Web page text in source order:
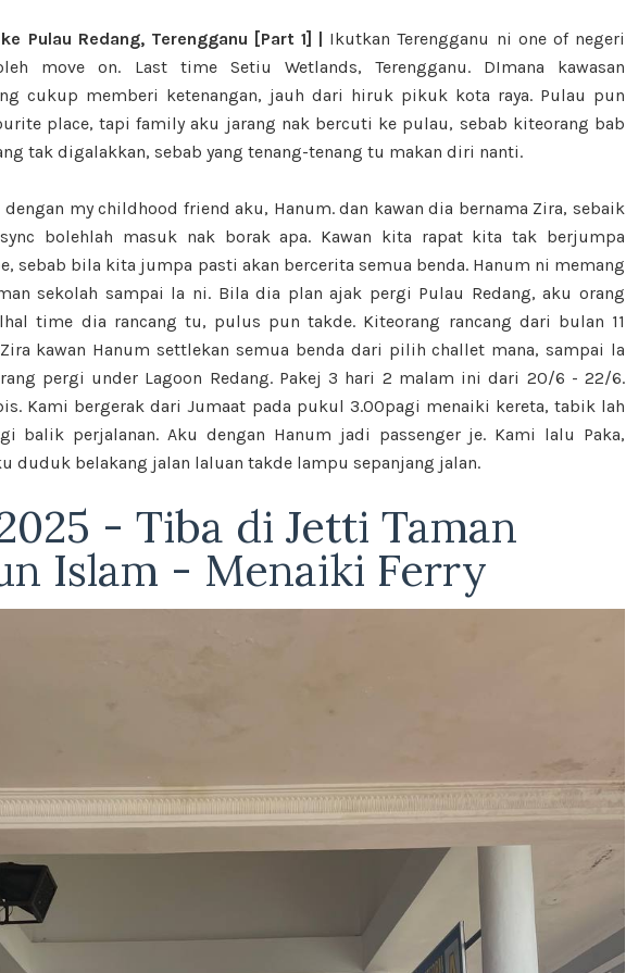
Pulau Redang, Terengganu [Part 1] | Ikutkan Terengganu ni one of negeri
move on. Last time Setiu Wetlands, Terengganu. DImana kawasan
cukup memberi ketenangan, jauh dari hiruk pikuk kota raya. Pulau pun
place, tapi family aku jarang nak bercuti ke pulau, sebab kiteorang bab
tak digalakkan, sebab yang tenang-tenang tu makan diri nanti.
my childhood friend aku, Hanum. dan kawan dia bernama Zira, sebaik
bolehlah masuk nak borak apa. Kawan kita rapat kita tak berjumpa
sebab bila kita jumpa pasti akan bercerita semua benda. Hanum ni memang
sekolah sampai la ni. Bila dia plan ajak pergi Pulau Redang, aku orang
time dia rancang tu, pulus pun takde. Kiteorang rancang dari bulan 11
kawan Hanum settlekan semua benda dari pilih challet mana, sampai la
pergi under Lagoon Redang. Pakej 3 hari 2 malam ini dari 20/6 - 22/6.
Kami bergerak dari Jumaat pada pukul 3.00pagi menaiki kereta, tabik lah
balik perjalanan. Aku dengan Hanum jadi passenger je. Kami lalu Paka,
duduk belakang jalan laluan takde lampu sepanjang jalan.
- Tiba di Jetti Taman
Islam - Menaiki Ferry